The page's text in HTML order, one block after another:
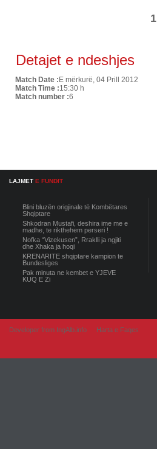
1
Detajet e ndeshjes
Match Date : E mërkurë, 04 Prill 2012
Match Time :15:30 h
Match number :6
LAJMET E FUNDIT
Blini bluzën origjinale të Kombëtares
Shqiptare
Shkodran Mustafi, deshira ime me e
madhe, te rikthehem perseri !
Nofka “Vizekusen”, Rraklli ja ngjiti
dhe Xhaka ja hoqi
KRENARITE shqiptare kampion te
Bundesliges
Pak minuta ne kembet e YJEVE
KUQ E Zi
Developer from IngAlb.info Harta e Faqes